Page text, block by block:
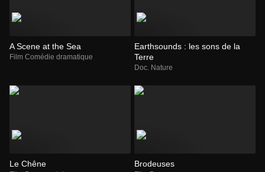
A Scene at the Sea
Film Comédie dramatique
Earthsounds : les sons de la
Terre
Doc. Nature
Le Chêne Brodeuses